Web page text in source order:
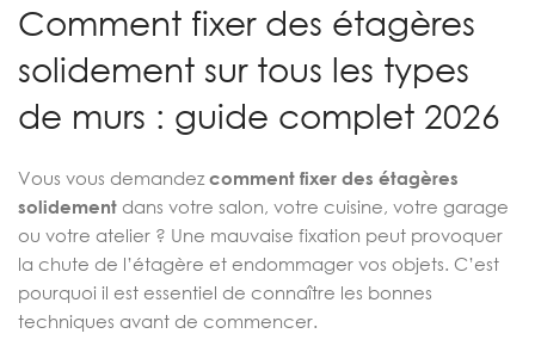
Comment fixer des étagères
solidement sur tous les types
de murs : guide complet 2026
Vous vous demandez comment fixer des étagères
solidement dans votre salon, votre cuisine, votre garage
ou votre atelier ? Une mauvaise fixation peut provoquer
la chute de l’étagère et endommager vos objets. C’est
pourquoi il est essentiel de connaître les bonnes
techniques avant de commencer.